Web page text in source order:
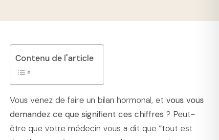
Contenu de l'article
Vous venez de faire un bilan hormonal, et vous vous
demandez ce que signifient ces chiffres ? Peut-
être que votre médecin vous a dit que “tout est